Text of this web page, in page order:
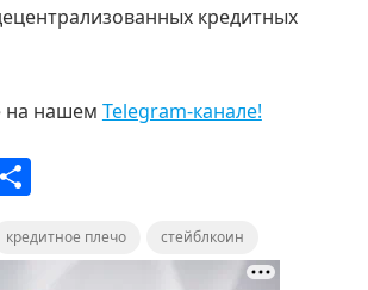
кредитных
на нашем Telegram-канале!
О
п
кредитное плечо стейблкоин